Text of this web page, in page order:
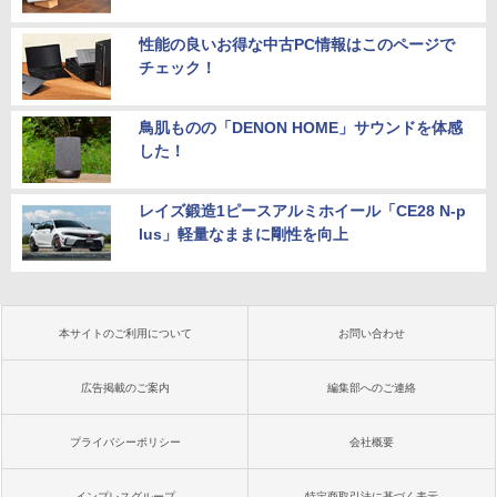
性能の良いお得な中古PC情報はこのページで
チェック！
鳥肌ものの「DENON HOME」サウンドを体感
した！
レイズ鍛造1ピースアルミホイール「CE28 N-p
lus」軽量なままに剛性を向上
本サイトのご利用について お問い合わせ
広告掲載のご案内 編集部へのご連絡
プライバシーポリシー 会社概要